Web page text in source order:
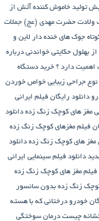
تولید خاموش کننده آتش از
ولادت حضرت مهدی (عج) جملات
جوک های خنده دار لاین و
از بهلول حکایتی خواندنی درباره
اهمیت دارد ؟ خرید دستگاه
جراحی زیبایی خواص خوردن
دانلود رایگان فیلم ایرانی
مغز های کوچک زنگ زده دانلود
فیلم مغزهای کوچک زنگ زده
مغز های کوچک زنگ زده دانلود
دانلود فیلم سینمایی ایرانی
فیلم مغز های کوچک زنگ زده
کوچک زنگ زده بدون سانسور
خودرو درختانی که با هسته
چیست درمان سوختگی